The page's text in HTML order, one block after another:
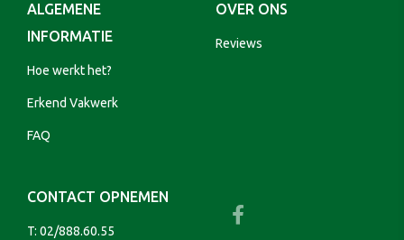
ALGEMENE
INFORMATIE
Hoe werkt het?
Erkend Vakwerk
FAQ
OVER ONS
Reviews
CONTACT OPNEMEN
T: 02/888.60.55